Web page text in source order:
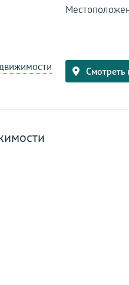
Смотреть